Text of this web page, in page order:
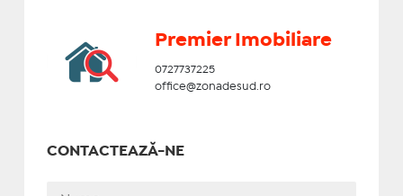
Premier Imobiliare
0727737225
office@zonadesud.ro
CONTACTEAZĂ-NE